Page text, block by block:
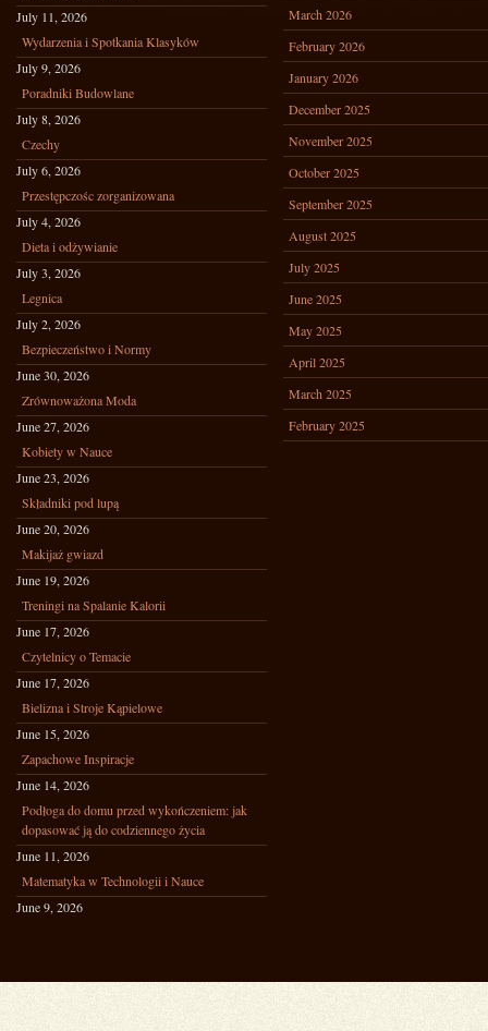
July 11, 2026
Wydarzenia i Spotkania Klasyków
July 9, 2026
Poradniki Budowlane
July 8, 2026
Czechy
July 6, 2026
Przestępczośc zorganizowana
July 4, 2026
Dieta i odżywianie
July 3, 2026
Legnica
July 2, 2026
Bezpieczeństwo i Normy
June 30, 2026
Zrównoważona Moda
June 27, 2026
Kobiety w Nauce
June 23, 2026
Składniki pod lupą
June 20, 2026
Makijaż gwiazd
June 19, 2026
Treningi na Spalanie Kalorii
June 17, 2026
Czytelnicy o Temacie
June 17, 2026
Bielizna i Stroje Kąpielowe
June 15, 2026
Zapachowe Inspiracje
June 14, 2026
Podłoga do domu przed wykończeniem: jak
dopasować ją do codziennego życia
June 11, 2026
Matematyka w Technologii i Nauce
June 9, 2026
March 2026
February 2026
January 2026
December 2025
November 2025
October 2025
September 2025
August 2025
July 2025
June 2025
May 2025
April 2025
March 2025
February 2025